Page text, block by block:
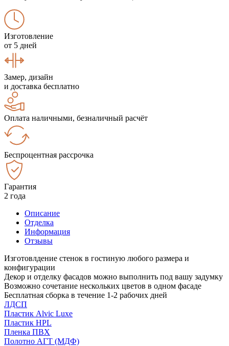
Изготовление
от 5 дней
Замер, дизайн
и доставка бесплатно
Оплата наличными, безналичный расчёт
Беспроцентная рассрочка
Гарантия
2 года
Описание
Отделка
Информация
Отзывы
Изготовлдение стенок в гостиную любого размера и
конфигурации
Декор и отделку фасадов можно выполнить под вашу задумку
Возможно сочетание нескольких цветов в одном фасаде
Бесплатная сборка в течение 1-2 рабочих дней
ЛДСП
Пластик Alvic Luxe
Пластик HPL
Пленка ПВХ
Полотно АГТ (МДФ)